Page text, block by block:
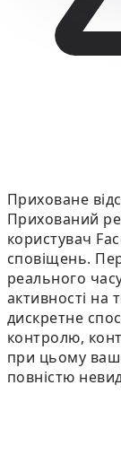
Приховане
Прихований
користувач
сповіщень.
реального
активності на
дискретне
контролю,
при цьому
повністю